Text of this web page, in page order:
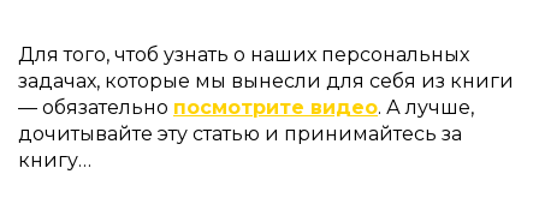
Для того, чтоб узнать о наших персональных
задачах, которые мы вынесли для себя из книги
— обязательно посмотрите видео. А лучше,
дочитывайте эту статью и принимайтесь за
книгу…